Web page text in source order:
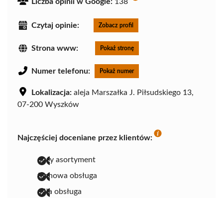
Czytaj opinie: Zobacz profil
Strona www: Pokaż stronę
Numer telefonu: Pokaż numer
Lokalizacja: aleja Marszałka J. Piłsudskiego 13,
07-200 Wyszków
Najczęściej doceniane przez klientów:
duży asortyment
fachowa obsługa
miła obsługa